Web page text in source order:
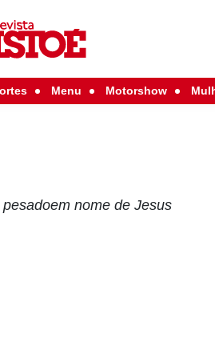
Menu Motorshow
nome de Jesus